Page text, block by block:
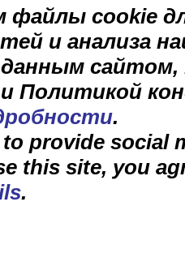
файлы cookie
и анализа
Политикой
.
provide social
this site, you
.